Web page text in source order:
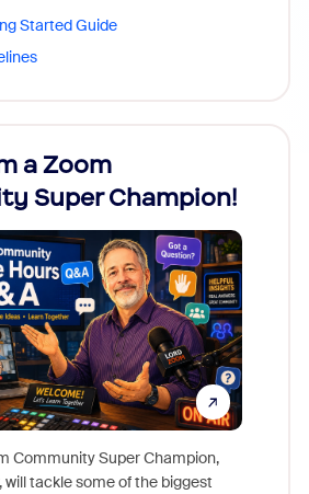
Started Guide
a Zoom
Super Champion!
Community Super Champion,
will tackle some of the biggest